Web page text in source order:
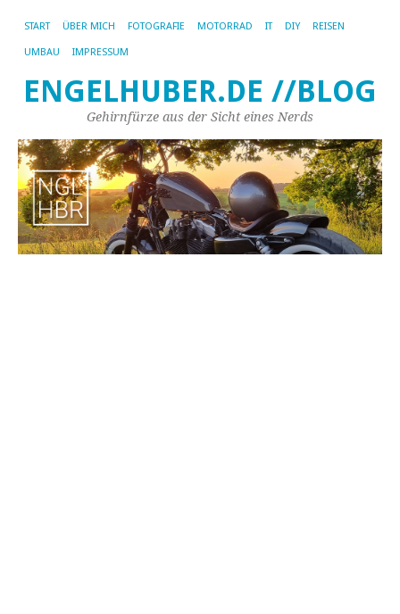
START ÜBER MICH FOTOGRAFIE MOTORRAD IT DIY REISEN
UMBAU IMPRESSUM
ENGELHUBER.DE //BLOG
Gehirnfürze aus der Sicht eines Nerds